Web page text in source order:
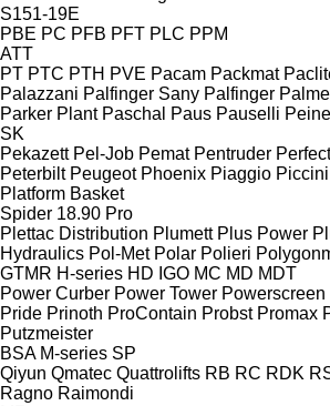
S151-19E
PBE PC PFB PFT PLC PPM
ATT
PT PTC PTH PVE Pacam Packmat
Palazzani Palfinger Sany Palfinger
Parker Plant Paschal Paus Pauselli
SK
Pekazett Pel-Job Pemat Pentruder Perfect
Peterbilt Peugeot Phoenix Piaggio Piccini
Platform Basket
Spider 18.90 Pro
Plettac Distribution Plumett Plus Power
Hydraulics Pol-Met Polar Polieri
GTMR H-series HD IGO MC MD MDT
Power Curber Power Tower Powerscreen
Pride Prinoth ProContain Probst Promax
Putzmeister
BSA M-series SP
Qiyun Qmatec Quattrolifts RB RC RDK
Ragno Raimondi